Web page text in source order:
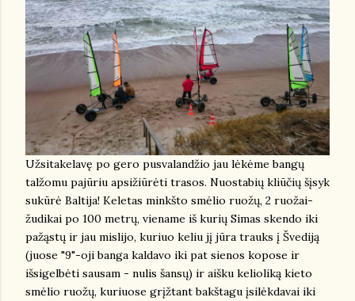
Užsitakelavę po gero pusvalandžio jau lėkėme bangų
talžomu pajūriu apsižiūrėti trasos. Nuostabių kliūčių šįsyk
sukūrė Baltija! Keletas minkšto smėlio ruožų, 2 ruožai-
žudikai po 100 metrų, viename iš kurių Simas skendo iki
pažąstų ir jau mislijo, kuriuo keliu jį jūra trauks į Švediją
(juose "9"-oji banga kaldavo iki pat sienos kopose ir
išsigelbėti sausam - nulis šansų) ir aišku kelioliką kieto
smėlio ruožų, kuriuose grįžtant bakštagu įsilėkdavai iki